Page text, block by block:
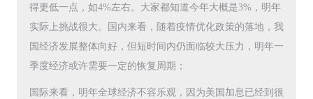
得更低一点，如4%左右。大家都知道今年大概是3%，明年
实际上挑战很大。国内来看，随着疫情优化政策的落地，我
国经济发展整体向好，但短时间内仍面临较大压力，明年一
季度经济或许需要一定的恢复周期；
国际来看，明年全球经济不容乐观，因为美国加息已经到很